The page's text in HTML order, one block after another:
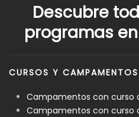
Descubre
programas
CURSOS Y
Campamentos con curso
Campamentos con curso